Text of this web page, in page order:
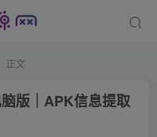
正文
版｜APK信息提取